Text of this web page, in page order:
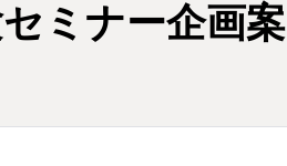
ミナー企画案